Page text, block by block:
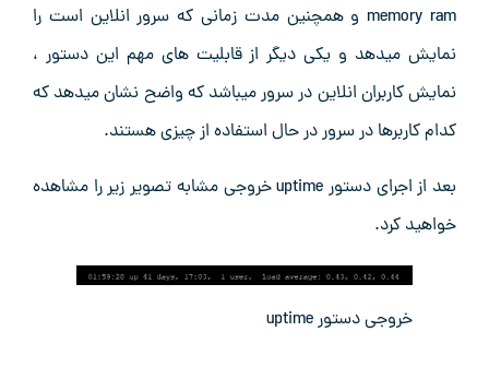
memory ram و همچنین مدت زمانی که سرور انلاین است را
نمایش میدهد و یکی دیگر از قابلیت های مهم این دستور ،
نمایش کاربران انلاین در سرور میباشد که واضح نشان میدهد که
کدام کاربرها در سرور در حال استفاده از چیزی هستند.
بعد از اجرای دستور uptime خروجی مشابه تصویر زیر را مشاهده
خواهید کرد.
خروجی دستور uptime